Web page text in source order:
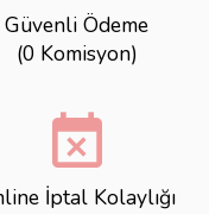
Güvenli Ödeme
(0 Komisyon)
event_busy
İptal Kolaylığı